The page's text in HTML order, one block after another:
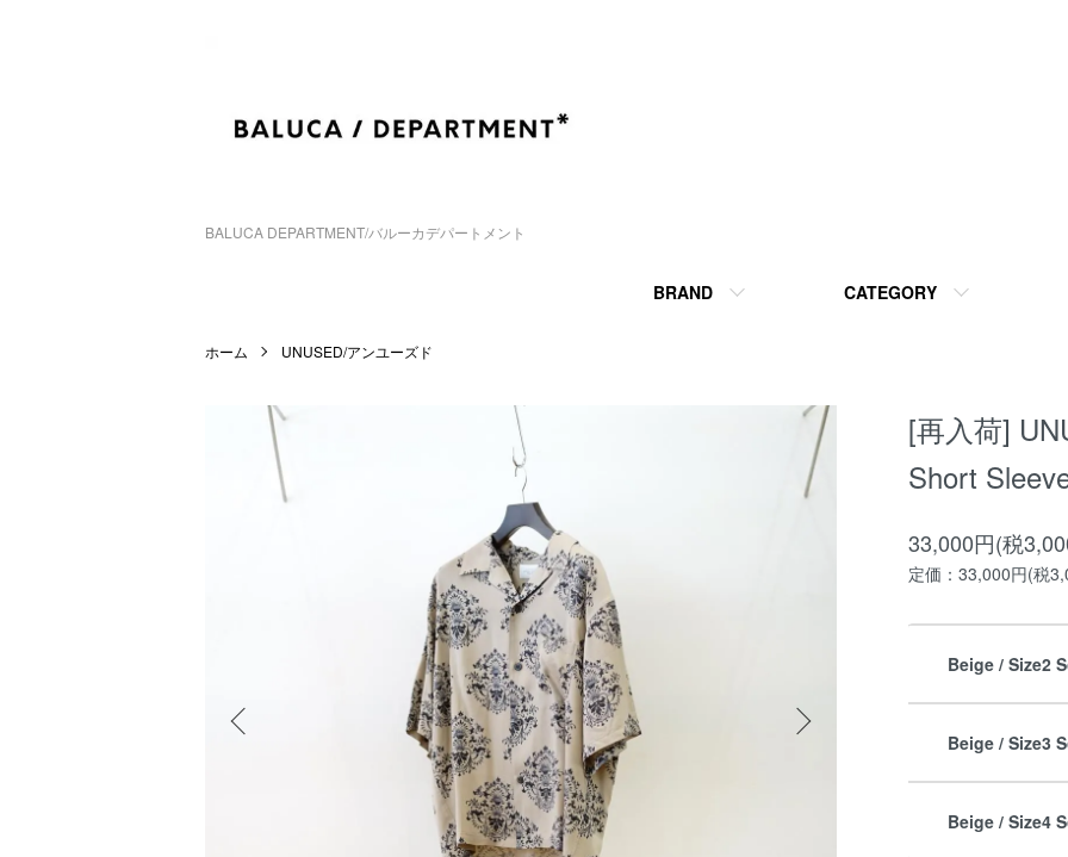
BALUCA DEPARTMENT/バルーカデパートメント
BRAND CATEGORY
ホーム UNUSED/アンユーズド
[再入荷]
Short
33,000円(税
定価：33,000円(税
Beige / Size2
Beige / Size3
Beige / Size4